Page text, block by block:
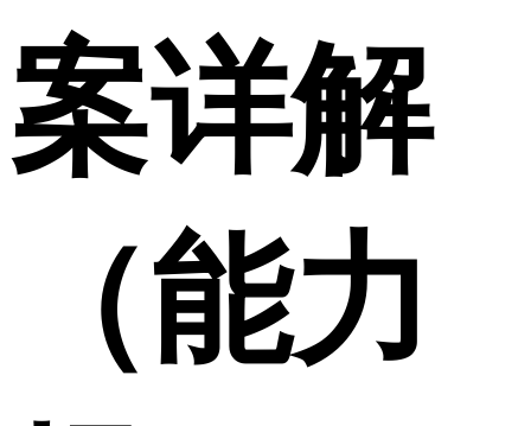
案详解
（能力